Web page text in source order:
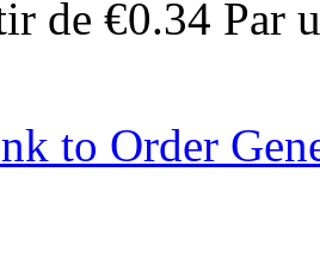
de€0.34 Par
to Order